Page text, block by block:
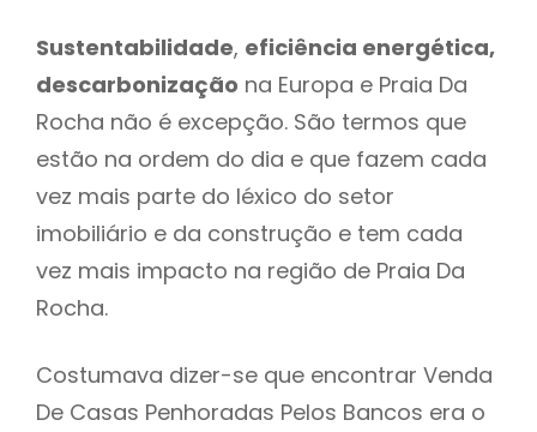
Sustentabilidade, eficiência energética,
descarbonização na Europa e Praia Da
Rocha não é excepção. São termos que
estão na ordem do dia e que fazem cada
vez mais parte do léxico do setor
imobiliário e da construção e tem cada
vez mais impacto na região de Praia Da
Rocha.
Costumava dizer-se que encontrar Venda
De Casas Penhoradas Pelos Bancos era o